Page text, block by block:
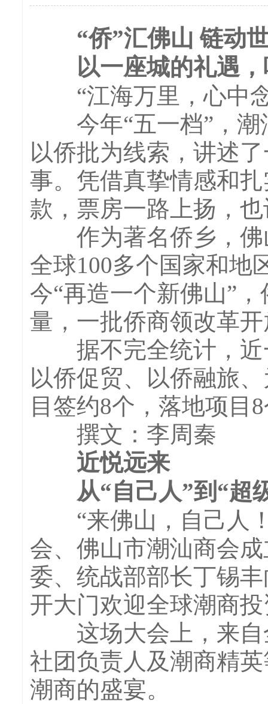
“侨”汇佛山 链动
以一座城的礼遇，
“江海万里，心中念
今年“五一档”，潮
以侨批为线索，讲述
事。凭借真挚情感和
款，票房一路上扬，
作为著名侨乡，佛
全球100多个国家和地
今“再造一个新佛山”
量，一批侨商领改革
据不完全统计，近
以侨促贸、以侨融旅
目签约8个，落地项目
撰文：李周秦
近悦远来
从“自己人”到“超
“来佛山，自己人！
会、佛山市潮汕商会
委、统战部部长丁锡
开大门欢迎全球潮商
这场大会上，来自
社团负责人及潮商精
潮商的盛宴。